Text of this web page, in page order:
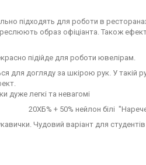
підходять для роботи в
образ офіціанта. Також
підійде для роботи ювелірам.
для догляду за шкірою рук. У такій
дуже легкі та невагомі
20ХБ% + 50% нейлон білі
Чудовий варіант для